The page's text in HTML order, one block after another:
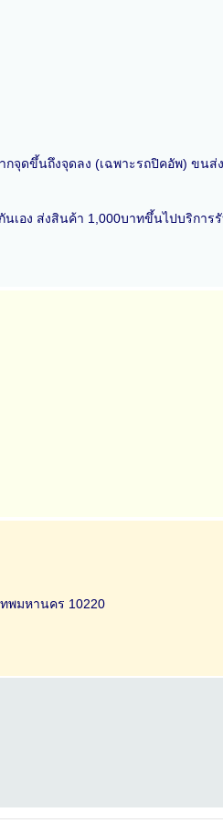
จุดขึ้นถึงจุดลง (เฉพาะรถปิคอัพ) ขนส่
เอง ส่งสินค้า 1,000บาทขึ้นไปบริการ
พมหานคร 10220